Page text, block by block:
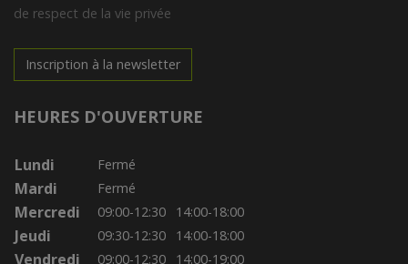
de respect de la vie privée
Inscription à la newsletter
HEURES D'OUVERTURE
Lundi Fermé
Mardi Fermé
Mercredi 09:00-12:30 14:00-18:00
Jeudi 09:30-12:30 14:00-18:00
Vendredi 09:00-12:30 14:00-19:00